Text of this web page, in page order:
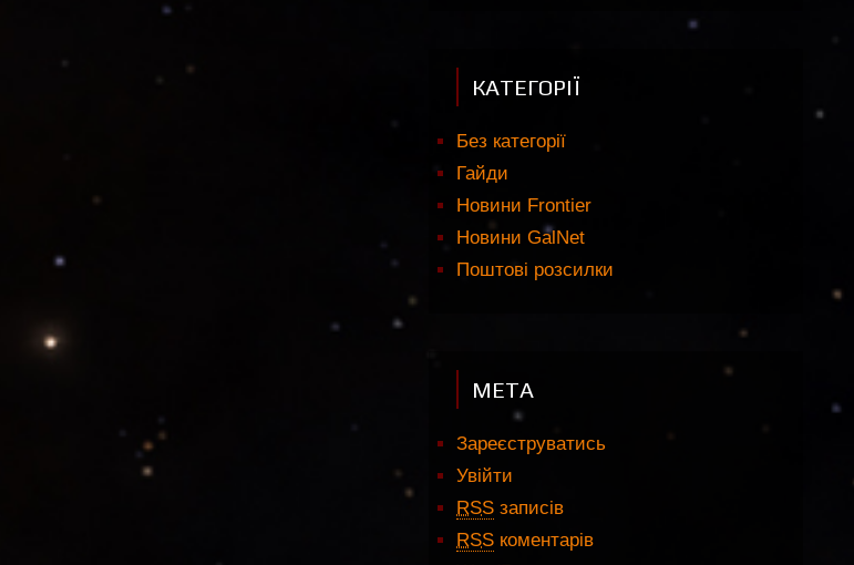
КАТЕГОРІЇ
Без категорії
Гайди
Новини Frontier
Новини GalNet
Поштові розсилки
МЕТА
Зареєструватись
Увійти
RSS записів
RSS коментарів